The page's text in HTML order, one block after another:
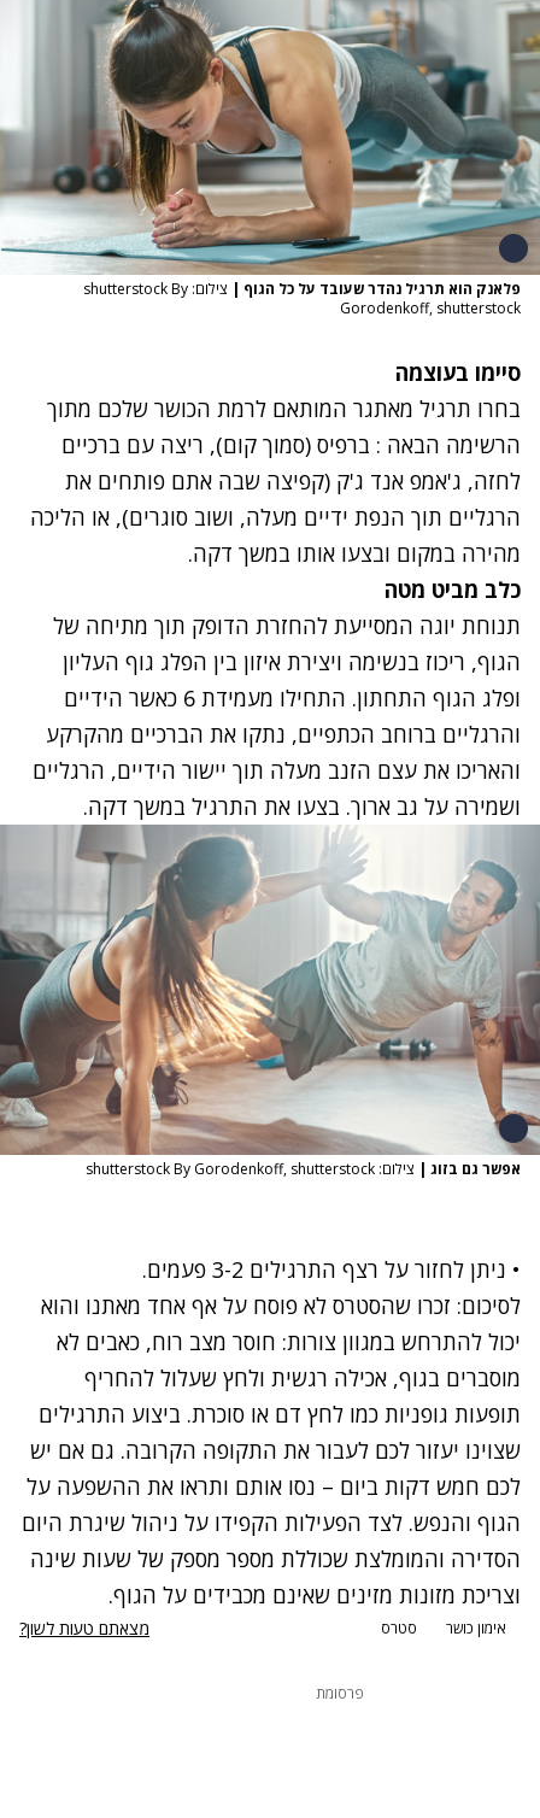
פלאנק הוא תרגיל נהדר שעובד על כל הגוף |
צילום: shutterstock By
Gorodenkoff, shutterstock
סיימו בעוצמה
בחרו תרגיל מאתגר המותאם לרמת הכושר שלכם מתוך
הרשימה הבאה : ברפיס (סמוך קום), ריצה עם ברכיים
לחזה, ג'אמפ אנד ג'ק (קפיצה שבה אתם פותחים את
הרגליים תוך הנפת ידיים מעלה, ושוב סוגרים), או הליכה
מהירה במקום ובצעו אותו במשך דקה.
כלב מביט מטה
תנוחת יוגה המסייעת להחזרת הדופק תוך מתיחה של
הגוף, ריכוז בנשימה ויצירת איזון בין הפלג גוף העליון
ופלג הגוף התחתון. התחילו מעמידת 6 כאשר הידיים
והרגליים ברוחב הכתפיים, נתקו את הברכיים מהקרקע
והאריכו את עצם הזנב מעלה תוך יישור הידיים, הרגליים
ושמירה על גב ארוך. בצעו את התרגיל במשך דקה.
אפשר גם בזוג | צילום: shutterstock By Gorodenkoff, shutterstock
• ניתן לחזור על רצף התרגילים 3-2 פעמים.
לסיכום: זכרו שהסטרס לא פוסח על אף אחד מאתנו והוא
יכול להתרחש במגוון צורות: חוסר מצב רוח, כאבים לא
מוסברים בגוף, אכילה רגשית ולחץ שעלול להחריף
תופעות גופניות כמו לחץ דם או סוכרת. ביצוע התרגילים
שצוינו יעזור לכם לעבור את התקופה הקרובה. גם אם יש
לכם חמש דקות ביום – נסו אותם ותראו את ההשפעה על
הגוף והנפש. לצד הפעילות הקפידו על ניהול שיגרת היום
הסדירה והמומלצת שכוללת מספר מספק של שעות שינה
וצריכת מזונות מזינים שאינם מכבידים על הגוף.
אימון כושר סטרס מצאתם טעות לשון?
פרסומת